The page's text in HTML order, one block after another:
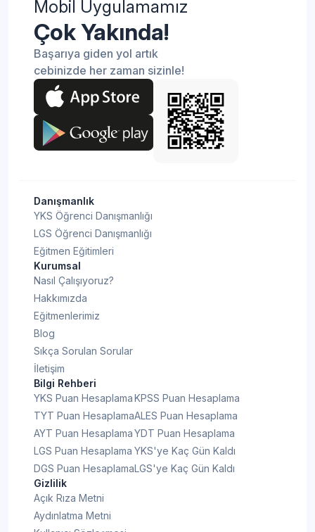
Mobil Uygulamamız
Çok Yakında!
Başarıya giden yol artık
cebinizde her zaman sizinle!
Danışmanlık
YKS Öğrenci Danışmanlığı
LGS Öğrenci Danışmanlığı
Eğitmen Eğitimleri
Kurumsal
Nasıl Çalışıyoruz?
Hakkımızda
Eğitmenlerimiz
Blog
Sıkça Sorulan Sorular
İletişim
Bilgi Rehberi
YKS Puan Hesaplama
TYT Puan Hesaplama
AYT Puan Hesaplama
LGS Puan Hesaplama
DGS Puan Hesaplama
KPSS Puan Hesaplama
ALES Puan Hesaplama
YDT Puan Hesaplama
YKS'ye Kaç Gün Kaldı
LGS'ye Kaç Gün Kaldı
Gizlilik
Açık Rıza Metni
Aydınlatma Metni